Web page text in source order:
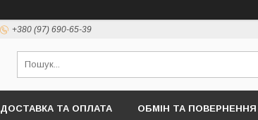
+380 (97) 690-65-39
ДОСТАВКА ТА ОПЛАТА ОБМІН ТА ПОВЕРНЕННЯ